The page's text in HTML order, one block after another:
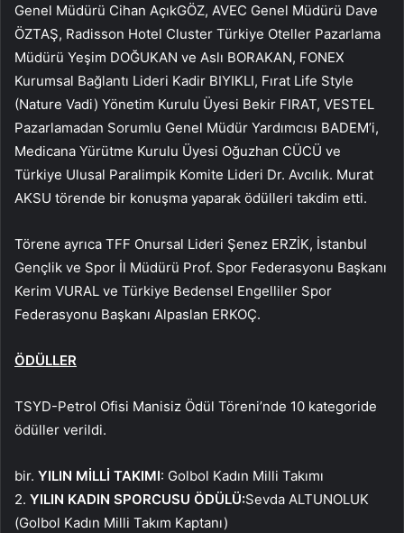
Genel Müdürü Cihan AçıkGÖZ, AVEC Genel Müdürü Dave
ÖZTAŞ, Radisson Hotel Cluster Türkiye Oteller Pazarlama
Müdürü Yeşim DOĞUKAN ve Aslı BORAKAN, FONEX
Kurumsal Bağlantı Lideri Kadir BIYIKLI, Fırat Life Style
(Nature Vadi) Yönetim Kurulu Üyesi Bekir FIRAT, VESTEL
Pazarlamadan Sorumlu Genel Müdür Yardımcısı BADEM’i,
Medicana Yürütme Kurulu Üyesi Oğuzhan CÜCÜ ve
Türkiye Ulusal Paralimpik Komite Lideri Dr. Avcılık. Murat
AKSU törende bir konuşma yaparak ödülleri takdim etti.
Törene ayrıca TFF Onursal Lideri Şenez ERZİK, İstanbul
Gençlik ve Spor İl Müdürü Prof. Spor Federasyonu Başkanı
Kerim VURAL ve Türkiye Bedensel Engelliler Spor
Federasyonu Başkanı Alpaslan ERKOÇ.
ÖDÜLLER
TSYD-Petrol Ofisi Manisiz Ödül Töreni’nde 10 kategoride
ödüller verildi.
bir. YILIN MİLLİ TAKIMI: Golbol Kadın Milli Takımı
2. YILIN KADIN SPORCUSU ÖDÜLÜ:Sevda ALTUNOLUK
(Golbol Kadın Milli Takım Kaptanı)